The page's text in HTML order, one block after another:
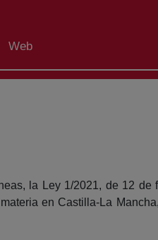
Web
la Ley 1/2021, de 12
en Castilla-La